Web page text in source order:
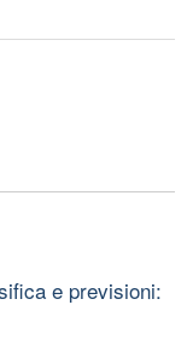
e previsioni: